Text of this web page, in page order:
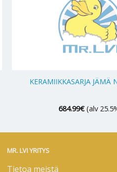
KERAMIIKKASARJA JÄMÄ
684.99€ (alv
MR. LVI YRITYS
Tietoa meistä